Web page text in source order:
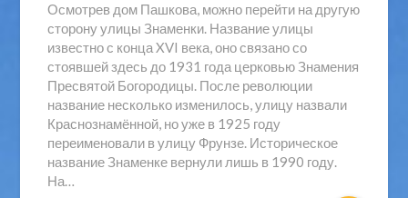
Осмотрев дом Пашкова, можно перейти на другую
сторону улицы Знаменки. Название улицы
известно с конца XVI века, оно связано со
стоявшей здесь до 1931 года церковью Знамения
Пресвятой Богородицы. После революции
название несколько изменилось, улицу назвали
Краснознамённой, но уже в 1925 году
переименовали в улицу Фрунзе. Историческое
название Знаменке вернули лишь в 1990 году.
На…